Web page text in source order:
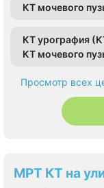
КТ мочевого
КТ урография
КТ мочевого
Просмотр всех
МРТ КТ на